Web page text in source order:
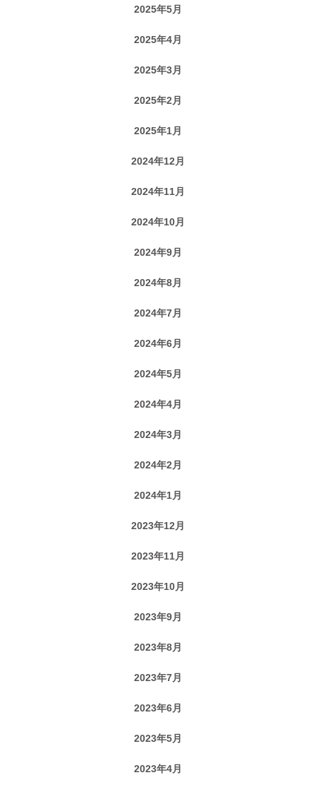
2025年5月
2025年4月
2025年3月
2025年2月
2025年1月
2024年12月
2024年11月
2024年10月
2024年9月
2024年8月
2024年7月
2024年6月
2024年5月
2024年4月
2024年3月
2024年2月
2024年1月
2023年12月
2023年11月
2023年10月
2023年9月
2023年8月
2023年7月
2023年6月
2023年5月
2023年4月